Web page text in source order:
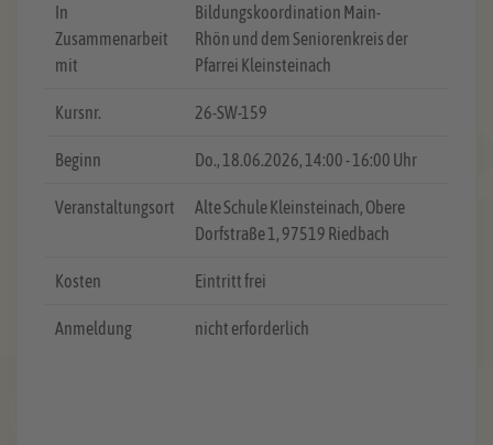
In
Zusammenarbeit
mit
Bildungskoordination Main-
Rhön und dem Seniorenkreis der
Pfarrei Kleinsteinach
Kursnr. 26-SW-159
Beginn Do., 18.06.2026, 14:00 - 16:00 Uhr
Veranstaltungsort
Alte Schule Kleinsteinach, Obere
Dorfstraße 1, 97519 Riedbach
Kosten Eintritt frei
Anmeldung nicht erforderlich